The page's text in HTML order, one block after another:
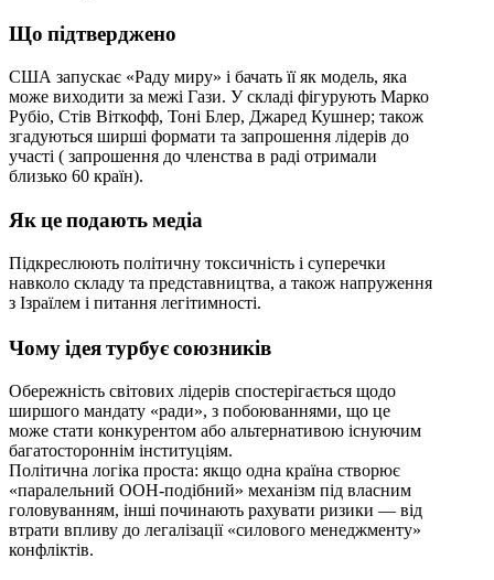
Що підтверджено
США запускає «Раду миру» і бачать її як модель, яка
може виходити за межі Гази. У складі фігурують Марко
Рубіо, Стів Віткофф, Тоні Блер, Джаред Кушнер; також
згадуються ширші формати та запрошення лідерів до
участі ( запрошення до членства в раді отримали
близько 60 країн).
Як це подають медіа
Підкреслюють політичну токсичність і суперечки
навколо складу та представництва, а також напруження
з Ізраїлем і питання легітимності.
Чому ідея турбує союзників
Обережність світових лідерів спостерігається щодо
ширшого мандату «ради», з побоюваннями, що це
може стати конкурентом або альтернативою існуючим
багатостороннім інституціям.
Політична логіка проста: якщо одна країна створює
«паралельний ООН-подібний» механізм під власним
головуванням, інші починають рахувати ризики — від
втрати впливу до легалізації «силового менеджменту»
конфліктів.